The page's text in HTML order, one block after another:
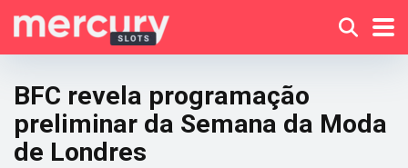
BFC revela programação
preliminar da Semana da Moda
de Londres